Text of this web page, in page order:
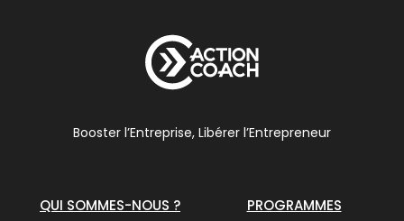
Booster l’Entreprise, Libérer l’Entrepreneur
QUI SOMMES-NOUS ? PROGRAMMES